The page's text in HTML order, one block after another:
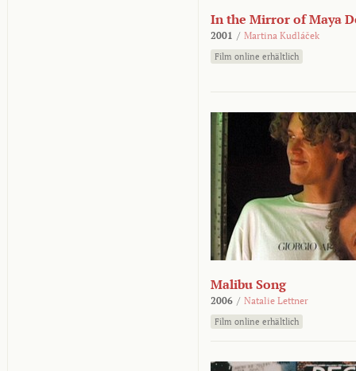
In the Mirror of Maya
2001 / Martina Kudláček
Film online erhältlich
Malibu Song
2006 / Natalie Lettner
Film online erhältlich